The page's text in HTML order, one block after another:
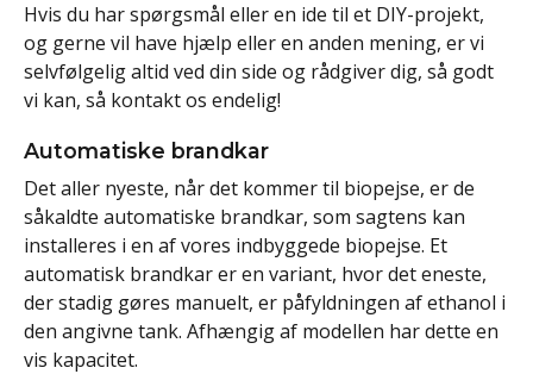
Hvis du har spørgsmål eller en ide til et DIY-projekt,
og gerne vil have hjælp eller en anden mening, er vi
selvfølgelig altid ved din side og rådgiver dig, så godt
vi kan, så kontakt os endelig!
Automatiske brandkar
Det aller nyeste, når det kommer til biopejse, er de
såkaldte automatiske brandkar, som sagtens kan
installeres i en af vores indbyggede biopejse. Et
automatisk brandkar er en variant, hvor det eneste,
der stadig gøres manuelt, er påfyldningen af ethanol i
den angivne tank. Afhængig af modellen har dette en
vis kapacitet.